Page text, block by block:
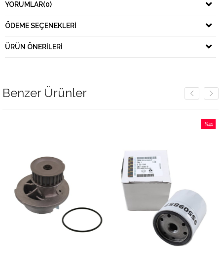
YORUMLAR(0)
ÖDEME SEÇENEKLERI
ÜRÜN ÖNERILERI
Benzer Ürünler